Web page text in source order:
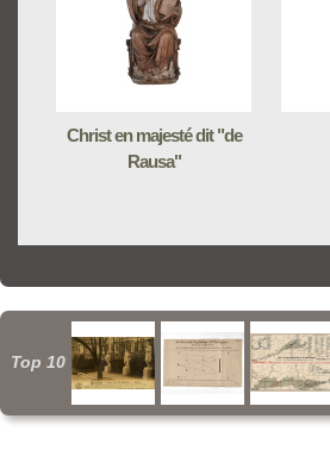
Christ en majesté dit "de
Rausa"
Top 10